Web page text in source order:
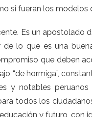
si fueran los modelos
Es un apostolado
lo que es una
que deben
“de hormiga”,
y notables
todos los
y futuro, con